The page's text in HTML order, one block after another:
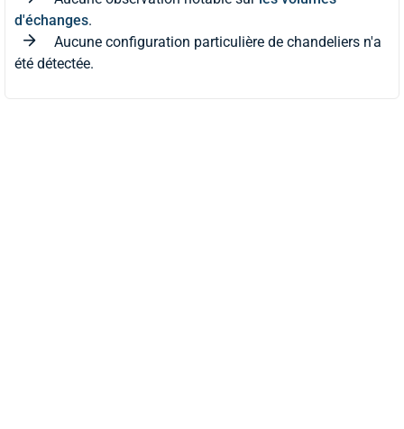
d'échanges.
Aucune configuration particulière de chandeliers n'a
été détectée.